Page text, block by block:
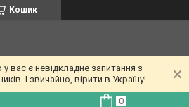
Кошик
є невідкладне запитання з
І звичайно, вірити в Україну!